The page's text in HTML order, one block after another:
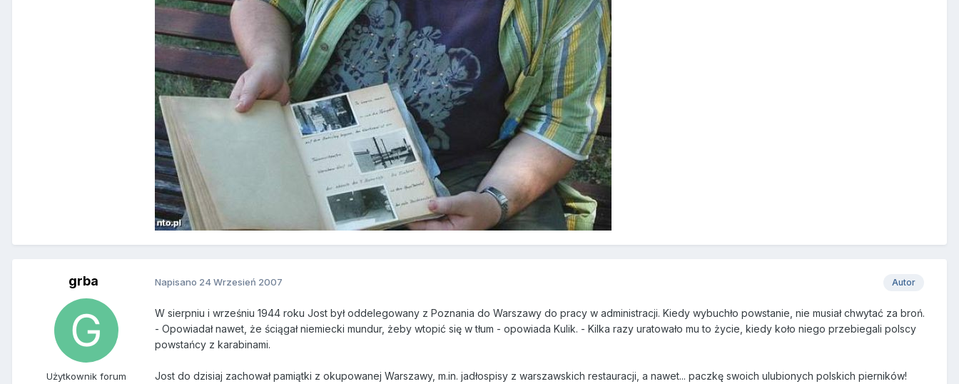
grba
Użytkownik forum
Autor
Napisano 24 Wrzesień 2007
W sierpniu i wrześniu 1944 roku Jost był oddelegowany z Poznania do Warszawy do pracy w administracji. Kiedy wybuchło powstanie, nie musiał chwytać za broń.
- Opowiadał nawet, że ściągał niemiecki mundur, żeby wtopić się w tłum - opowiada Kulik. - Kilka razy uratowało mu to życie, kiedy koło niego przebiegali polscy
powstańcy z karabinami.
Jost do dzisiaj zachował pamiątki z okupowanej Warszawy, m.in. jadłospisy z warszawskich restauracji, a nawet... paczkę swoich ulubionych polskich pierników!